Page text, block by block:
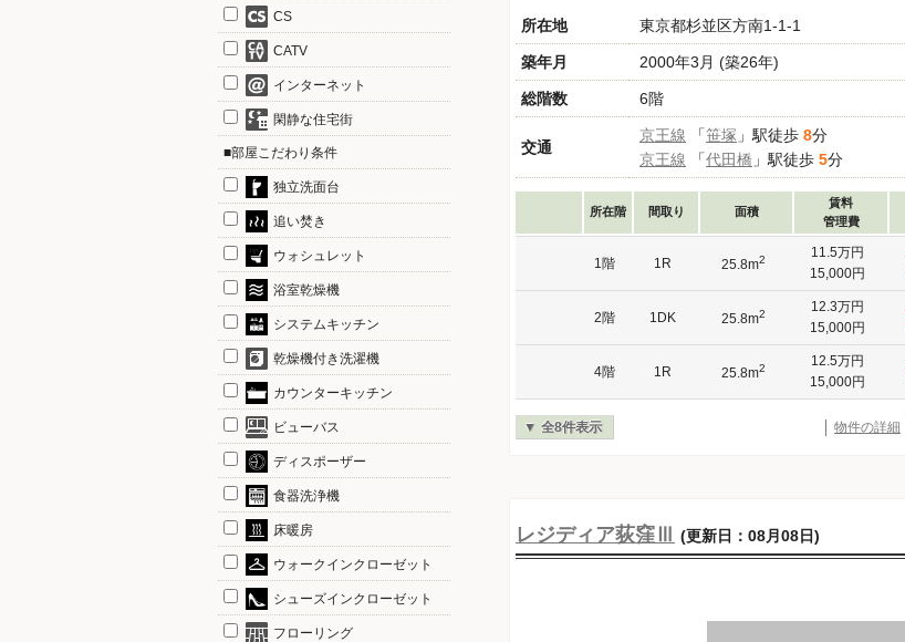
所在地 東京都杉並区方南1-1-1
築年月 2000年3月 (築26年)
総階数 6階
交通
京王線 「笹塚 」駅徒歩 8分
京王線 「代田橋 」駅徒歩 5分
所在階 間取り 面積
賃料
管理費
11.5万円
15,000円
1階 1R 25.8m2
12.3万円
15,000円
2階 1DK 25.8m2
12.5万円
15,000円
4階 1R 25.8m2
全8件表示 物件の詳細
レジディア荻窪Ⅲ (更新日：08月08日)
CS
CATV
インターネット
閑静な住宅街
■部屋こだわり条件
独立洗面台
追い焚き
ウォシュレット
浴室乾燥機
システムキッチン
乾燥機付き洗濯機
カウンターキッチン
ビューバス
ディスポーザー
食器洗浄機
床暖房
ウォークインクローゼット
シューズインクローゼット
フローリング